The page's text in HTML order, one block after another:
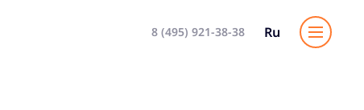
8 (495) 921-38-38 Ru